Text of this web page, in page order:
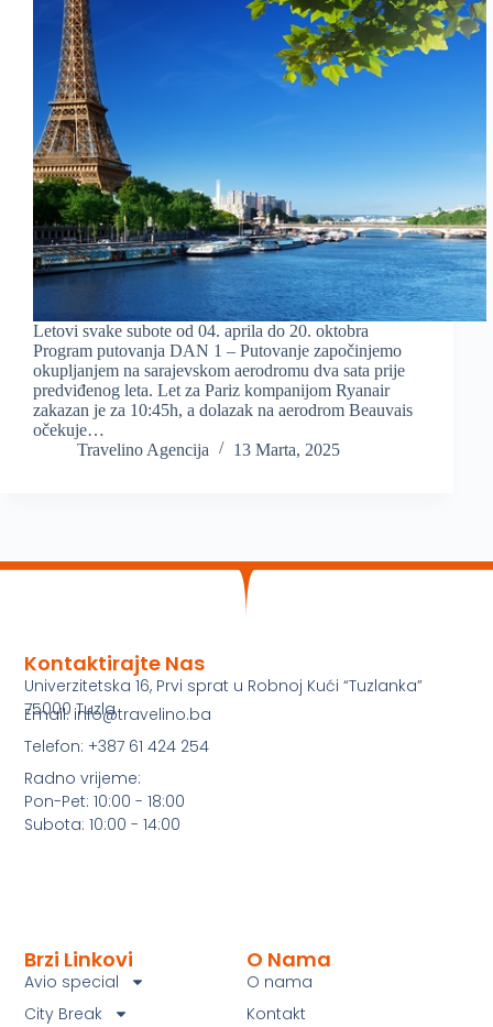
Letovi svake subote od 04. aprila do 20. oktobra
Program putovanja DAN 1 – Putovanje započinjemo
okupljanjem na sarajevskom aerodromu dva sata prije
predviđenog leta. Let za Pariz kompanijom Ryanair
zakazan je za 10:45h, a dolazak na aerodrom Beauvais
očekuje…
Travelino Agencija
13 Marta, 2025
O Nama
O nama
Kontakt
Brzi Linkovi
Avio special
City Break
Kontaktirajte Nas
Univerzitetska 16, Prvi sprat u Robnoj Kući “Tuzlanka”
75000 Tuzla
Email: info@travelino.ba
Telefon: +387 61 424 254
Radno vrijeme:
Pon-Pet: 10:00 - 18:00
Subota: 10:00 - 14:00